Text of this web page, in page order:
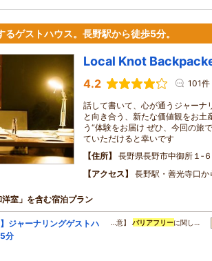
るゲストハウス。長野駅から徒歩5分。
Local Knot
4.2 101件
話して書いて、心が通うジャーナ
と向き合う、新たな価値観をお土
う“体験をお届け ぜひ、今回の旅
ていただけると幸いです
住所
長野県長野市中御所１‐
アクセス
長野駅・善光寺口か
洋室」を含む宿泊プラン
】ジャーナリングゲストハ
分
…意】バリアフリーに関し…